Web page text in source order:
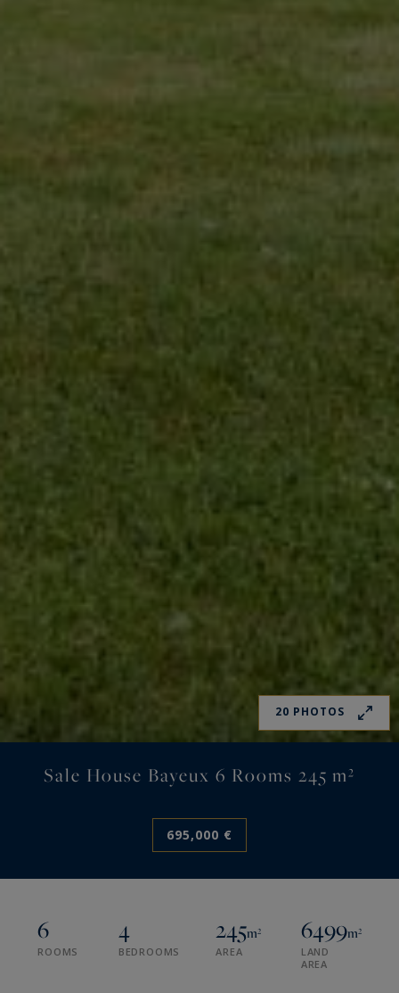
20 PHOTOS
Sale House Bayeux 6 Rooms 245 m²
695,000 €
6
ROOMS
4
BEDROOMS
245m²
AREA
6499m²
LAND
AREA